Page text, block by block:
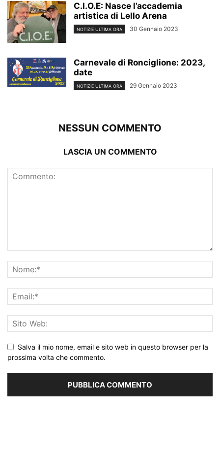
C.I.O.E: Nasce l’accademia
artistica di Lello Arena
NOTIZIE ULTIMA ORA 30 Gennaio 2023
Carnevale di Ronciglione: 2023,
date
NOTIZIE ULTIMA ORA 29 Gennaio 2023
NESSUN COMMENTO
LASCIA UN COMMENTO
Salva il mio nome, email e sito web in questo browser per la
prossima volta che commento.